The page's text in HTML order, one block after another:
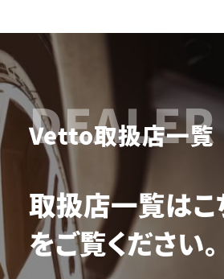
DEALER
Vetto取扱店一覧
取扱店一覧はこ
をご覧ください。